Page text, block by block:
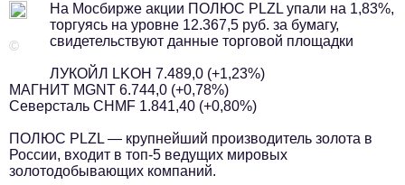
Туризм
Импортозамещение
Мероприятия
Авторские материалы
Видео
©
На Мосбирже акции ПОЛЮС PLZL упали на 1,83%,
торгуясь на уровне 12.367,5 руб. за бумагу,
свидетельствуют данные торговой площадки
ЛУКОЙЛ LKOH 7.489,0 (+1,23%)
МАГНИТ MGNT 6.744,0 (+0,78%)
Северсталь CHMF 1.841,40 (+0,80%)
ПОЛЮС PLZL — крупнейший производитель золота в
России, входит в топ-5 ведущих мировых
золотодобывающих компаний.